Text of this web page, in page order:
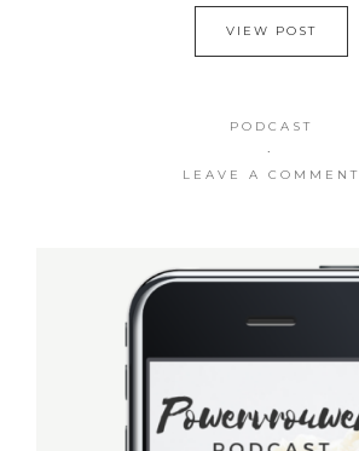
VIEW POST
PODCAST
·
LEAVE A COMMENT